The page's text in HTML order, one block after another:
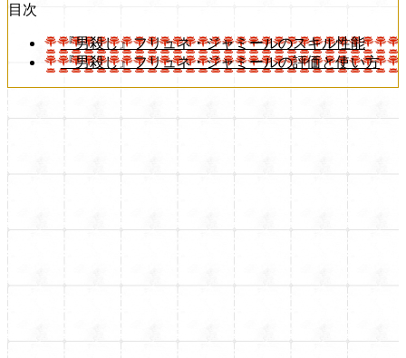
目次
『男殺し』フリュネ・ジャミールのスキル性能
『男殺し』フリュネ・ジャミールの評価と使い方